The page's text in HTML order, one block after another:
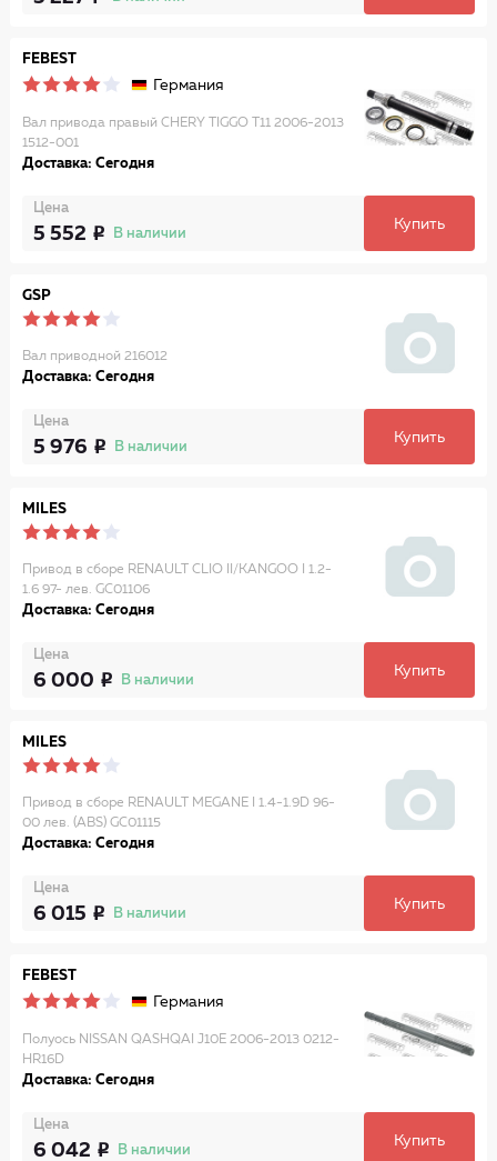
FEBEST
Германия
Вал привода правый CHERY TIGGO T11 2006-2013
1512-001
Доставка: Сегодня
Цена
5 552 В наличии
Купить
GSP
Вал приводной 216012
Доставка: Сегодня
Цена
5 976 В наличии
Купить
MILES
Привод в сборе RENAULT CLIO II/KANGOO I 1.2-
1.6 97- лев. GC01106
Доставка: Сегодня
Цена
6 000 В наличии
Купить
MILES
Привод в сборе RENAULT MEGANE I 1.4-1.9D 96-
00 лев. (ABS) GC01115
Доставка: Сегодня
Цена
6 015 В наличии
Купить
FEBEST
Германия
Полуось NISSAN QASHQAI J10E 2006-2013 0212-
HR16D
Доставка: Сегодня
Цена
6 042 В наличии
Купить